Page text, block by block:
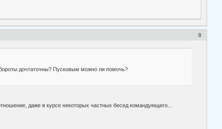
8
дочтаточны? Пусковым можно ли помочь?
даже в курсе некоторых частных бесед командующего...